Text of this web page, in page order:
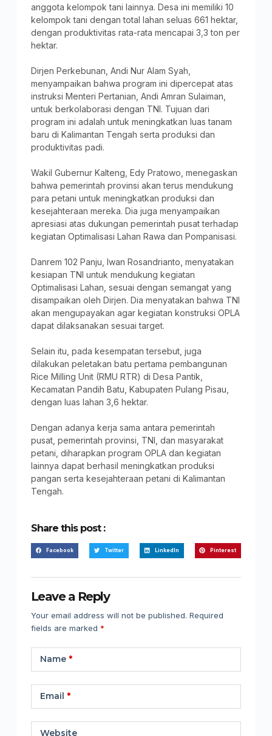
anggota kelompok tani lainnya. Desa ini memiliki 10
kelompok tani dengan total lahan seluas 661 hektar,
dengan produktivitas rata-rata mencapai 3,3 ton per
hektar.
Dirjen Perkebunan, Andi Nur Alam Syah,
menyampaikan bahwa program ini dipercepat atas
instruksi Menteri Pertanian, Andi Amran Sulaiman,
untuk berkolaborasi dengan TNI. Tujuan dari
program ini adalah untuk meningkatkan luas tanam
baru di Kalimantan Tengah serta produksi dan
produktivitas padi.
Wakil Gubernur Kalteng, Edy Pratowo, menegaskan
bahwa pemerintah provinsi akan terus mendukung
para petani untuk meningkatkan produksi dan
kesejahteraan mereka. Dia juga menyampaikan
apresiasi atas dukungan pemerintah pusat terhadap
kegiatan Optimalisasi Lahan Rawa dan Pompanisasi.
Danrem 102 Panju, Iwan Rosandrianto, menyatakan
kesiapan TNI untuk mendukung kegiatan
Optimalisasi Lahan, sesuai dengan semangat yang
disampaikan oleh Dirjen. Dia menyatakan bahwa TNI
akan mengupayakan agar kegiatan konstruksi OPLA
dapat dilaksanakan sesuai target.
Selain itu, pada kesempatan tersebut, juga
dilakukan peletakan batu pertama pembangunan
Rice Milling Unit (RMU RTR) di Desa Pantik,
Kecamatan Pandih Batu, Kabupaten Pulang Pisau,
dengan luas lahan 3,6 hektar.
Dengan adanya kerja sama antara pemerintah
pusat, pemerintah provinsi, TNI, dan masyarakat
petani, diharapkan program OPLA dan kegiatan
lainnya dapat berhasil meningkatkan produksi
pangan serta kesejahteraan petani di Kalimantan
Tengah.
Share this post :
Facebook Twitter LinkedIn Pinterest
Leave a Reply
Your email address will not be published. Required
fields are marked *
Name*
Email *
Website